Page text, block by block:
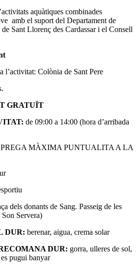
aquàtiques combinades
amb el suport del Departament de
Sant Llorenç des Cardassar i el Consell
l’activitat: Colònia de Sant Pere
GRATUÏT
de 09:00 a 14:00 (hora d’arribada
PREGA MÀXIMA PUNTUALITA A LA
dels donants de Sang. Passeig de les
Servera)
DUR: berenar, aigua, crema solar
DUR: gorra, ulleres de sol,
pugui banyar